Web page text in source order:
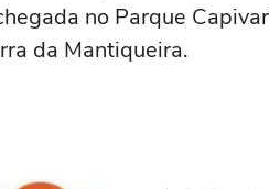
no Parque
da Mantiqueira.